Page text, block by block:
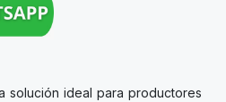
solución ideal para productores